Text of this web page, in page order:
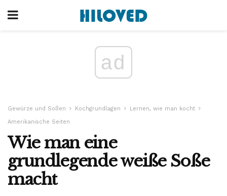
ad
Gewürze und Soßen Kochgrundlagen
Lernen, wie man kocht
Amerikanische Seiten
Wie man eine
grundlegende weiße Soße
macht